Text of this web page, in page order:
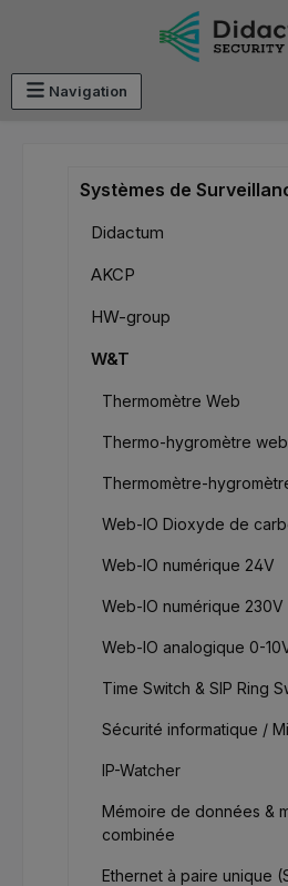
Passer au contenu principal
Navigation
Systèmes de
Didactum
AKCP
HW-group
W&T
Thermomètre Web
Thermo-hygromètre web
Thermomètre-
Web-IO Dioxyde de
Web-IO numérique 24V
Web-IO numérique 230V
Web-IO analogique 0-
Time Switch & SIP Ring
Sécurité informatique /
IP-Watcher
Mémoire de données &
combinée
Ethernet à paire unique